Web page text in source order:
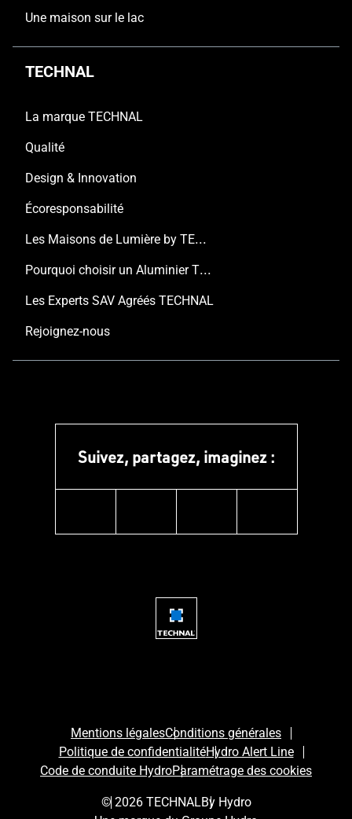
Une maison sur le lac
TECHNAL
La marque TECHNAL
Qualité
Design & Innovation
Écoresponsabilité
Les Maisons de Lumière by TECHNAL
Pourquoi choisir un Aluminier TECHNAL ?
Les Experts SAV Agréés TECHNAL
Rejoignez-nous
Suivez, partagez, imaginez :
Mentions légalesConditions générales
Politique de confidentialitéHydro Alert Line
Code de conduite HydroParamétrage des cookies
© 2026 TECHNALBy Hydro